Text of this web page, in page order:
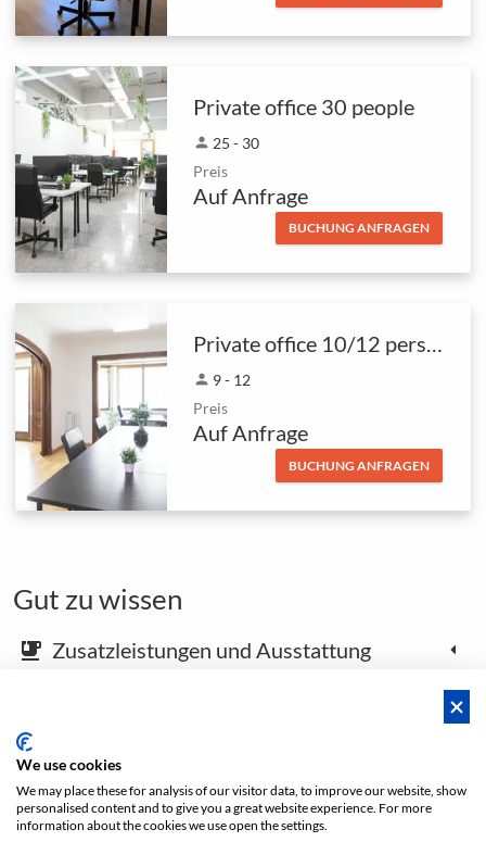
Private office 30 people
person 25 - 30
Preis
Auf Anfrage
BUCHUNG ANFRAGEN
Private office 10/12 persons
person 9 - 12
Preis
Auf Anfrage
BUCHUNG ANFRAGEN
Gut zu wissen
emoji_food_beverage Zusatzleistungen und Ausstattung
Footer öffnen
We use cookies
We may place these for analysis of our visitor data, to improve our website, show
personalised content and to give you a great website experience. For more
information about the cookies we use open the settings.